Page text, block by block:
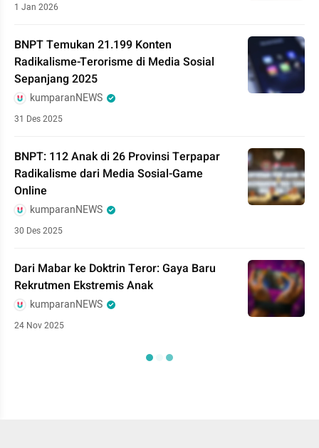
1 Jan 2026
BNPT Temukan 21.199 Konten
Radikalisme-Terorisme di Media Sosial
Sepanjang 2025
kumparanNEWS
31 Des 2025
BNPT: 112 Anak di 26 Provinsi Terpapar
Radikalisme dari Media Sosial-Game
Online
kumparanNEWS
30 Des 2025
Dari Mabar ke Doktrin Teror: Gaya Baru
Rekrutmen Ekstremis Anak
kumparanNEWS
24 Nov 2025